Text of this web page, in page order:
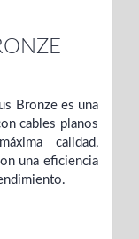
Bronze es una
cables planos
calidad,
una eficiencia